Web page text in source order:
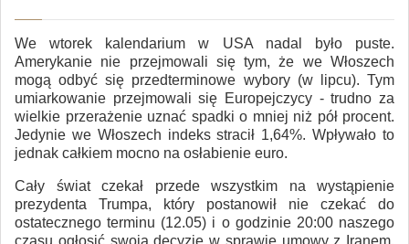
We wtorek kalendarium w USA nadal było puste.
Amerykanie nie przejmowali się tym, że we Włoszech
mogą odbyć się przedterminowe wybory (w lipcu). Tym
umiarkowanie przejmowali się Europejczycy - trudno za
wielkie przerażenie uznać spadki o mniej niż pół procent.
Jedynie we Włoszech indeks stracił 1,64%. Wpływało to
jednak całkiem mocno na osłabienie euro.
Cały świat czekał przede wszystkim na wystąpienie
prezydenta Trumpa, który postanowił nie czekać do
ostatecznego terminu (12.05) i o godzinie 20:00 naszego
czasu ogłosić swoją decyzję w sprawie umowy z Iranem.